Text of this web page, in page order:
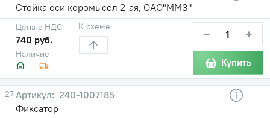
Стойка оси коромысел 2-ая, ОАО"ММЗ"
Наличие
Цена с НДС
740 руб.
К схеме − +
Купить
27
240-1007185
Фиксатор